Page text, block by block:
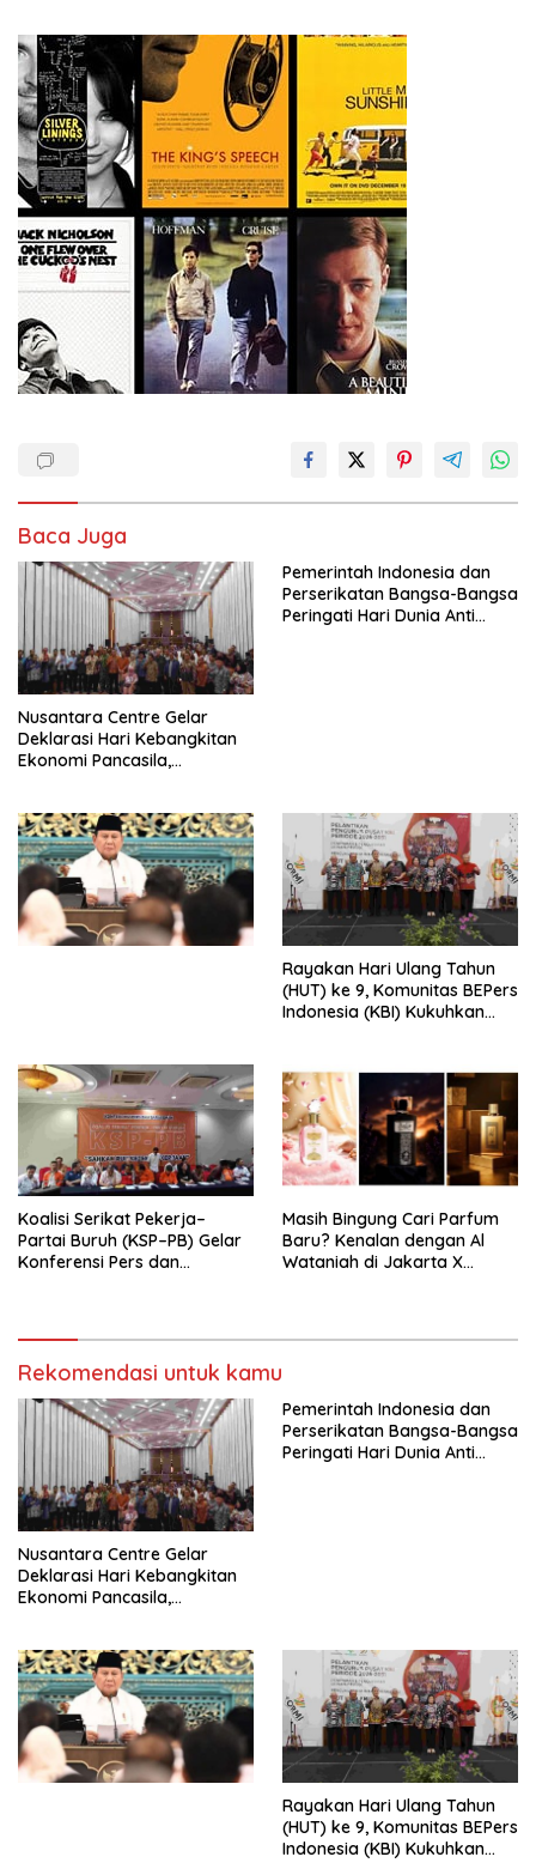
Baca Juga
Nusantara Centre Gelar
Deklarasi Hari Kebangkitan
Ekonomi Pancasila,
Penjajahan (Pergolakan
Ekonomi Politik Indonesia) &
Simposium Nasional “Urgensi
Undang-Undang
Perekonomian Nasional dan
Kesejahteraan Sosial dalam
Pemerintah Indonesia dan
Perserikatan Bangsa-Bangsa
Peringati Hari Dunia Anti
Rayakan Hari Ulang Tahun
(HUT) ke 9, Komunitas BEPers
Indonesia (KBI) Kukuhkan
Tema: “Penguatan dan
Pengembangan Organisasi
KBI yang Berbasis Riset di
seluruh Indonesia dan
Mancanegara”.
Koalisi Serikat Pekerja–
Partai Buruh (KSP–PB) Gelar
Konferensi Pers dan
Masih Bingung Cari Parfum
Baru? Kenalan dengan Al
Wataniah di Jakarta X
Rekomendasi untuk kamu
Nusantara Centre Gelar
Deklarasi Hari Kebangkitan
Ekonomi Pancasila,
Penjajahan (Pergolakan
Ekonomi Politik Indonesia) &
Simposium Nasional “Urgensi
Undang-Undang
Perekonomian Nasional dan
Kesejahteraan Sosial dalam
Pemerintah Indonesia dan
Perserikatan Bangsa-Bangsa
Peringati Hari Dunia Anti
Rayakan Hari Ulang Tahun
(HUT) ke 9, Komunitas BEPers
Indonesia (KBI) Kukuhkan